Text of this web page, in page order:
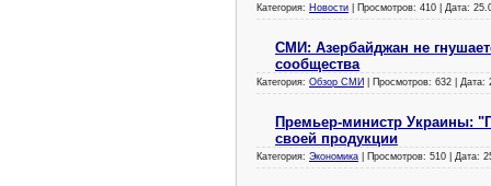
Категория: Новости | Просмотров: 410 | Дата:
СМИ: Азербайджан не
сообщества
Категория: Обзор СМИ | Просмотров: 632 | Дата:
Премьер-министр Украины:
своей продукции
Категория: Экономика | Просмотров: 510 | Дата: